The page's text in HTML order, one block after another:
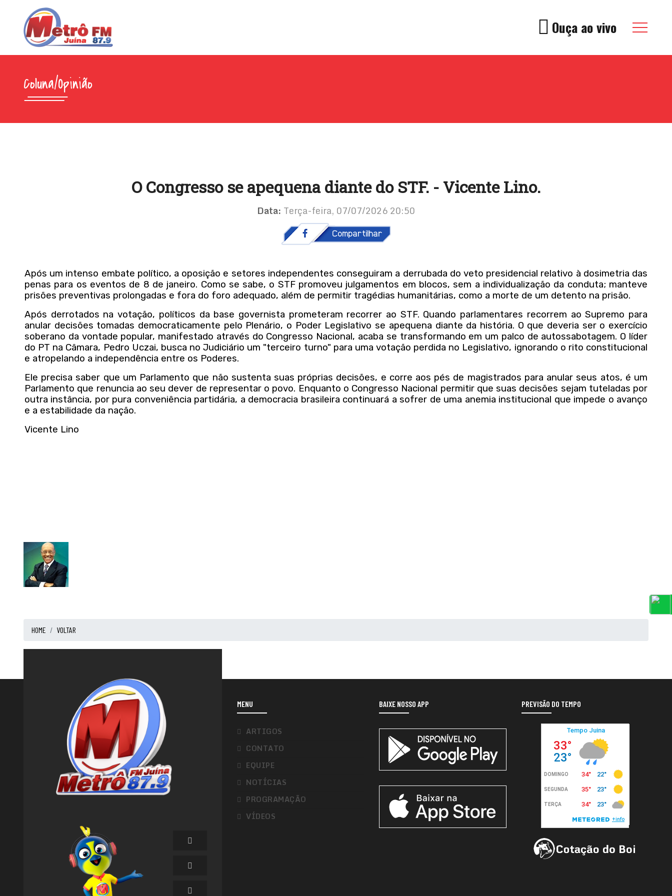
Ouça ao vivo
Coluna/Opinião
O Congresso se apequena diante do STF. - Vicente Lino.
Data: Terça-feira, 07/07/2026 20:50
Após um intenso embate político, a oposição e setores independentes conseguiram a derrubada do veto presidencial relativo à dosimetria das
penas para os eventos de 8 de janeiro. Como se sabe, o STF promoveu julgamentos em blocos, sem a individualização da conduta; manteve
prisões preventivas prolongadas e fora do foro adequado, além de permitir tragédias humanitárias, como a morte de um detento na prisão.
Após derrotados na votação, políticos da base governista prometeram recorrer ao STF. Quando parlamentares recorrem ao Supremo para
anular decisões tomadas democraticamente pelo Plenário, o Poder Legislativo se apequena diante da história. O que deveria ser o exercício
soberano da vontade popular, manifestado através do Congresso Nacional, acaba se transformando em um palco de autossabotagem. O líder
do PT na Câmara, Pedro Uczai, busca no Judiciário um "terceiro turno" para uma votação perdida no Legislativo, ignorando o rito constitucional
e atropelando a independência entre os Poderes.
Ele precisa saber que um Parlamento que não sustenta suas próprias decisões, e corre aos pés de magistrados para anular seus atos, é um
Parlamento que renuncia ao seu dever de representar o povo. Enquanto o Congresso Nacional permitir que suas decisões sejam tuteladas por
outra instância, por pura conveniência partidária, a democracia brasileira continuará a sofrer de uma anemia institucional que impede o avanço
e a estabilidade da nação.
Vicente Lino
HOME VOLTAR
MENU
ARTIGOS
CONTATO
EQUIPE
NOTÍCIAS
PROGRAMAÇÃO
VÍDEOS
BAIXE NOSSO APP PREVISÃO DO TEMPO